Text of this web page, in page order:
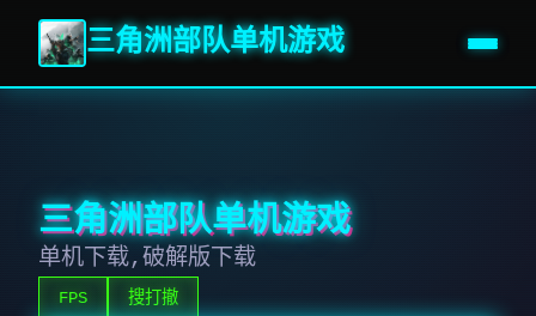
三角洲部队单机游戏
三角洲部队单机游戏
单机下载,破解版下载
FPS 搜打撤